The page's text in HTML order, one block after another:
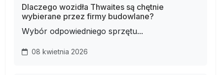
Dlaczego wozidła Thwaites są chętnie
wybierane przez firmy budowlane?
Wybór odpowiedniego sprzętu...
08 kwietnia 2026